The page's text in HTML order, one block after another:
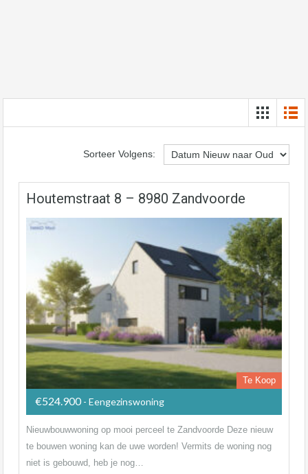
Sorteer Volgens:
Houtemstraat 8 – 8980 Zandvoorde
Te Koop
€524.900- Eengezinswoning
Nieuwbouwwoning op mooi perceel te Zandvoorde Deze nieuw
te bouwen woning kan de uwe worden! Vermits de woning nog
niet is gebouwd, heb je nog…